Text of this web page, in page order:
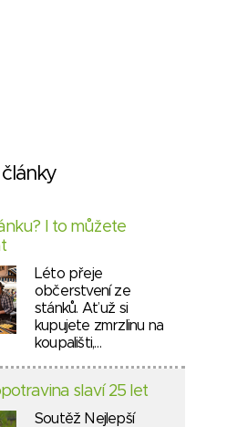
I to můžete
Léto přeje
občerstvení ze
stánků. Ať už si
kupujete zmrzlinu na
koupališti,…
slaví 25 let
Soutěž Nejlepší